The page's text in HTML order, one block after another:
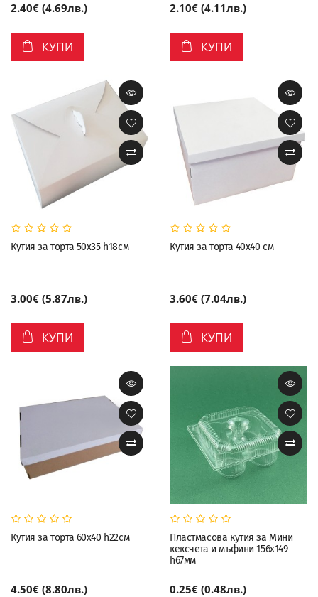
2.40€ (4.69лв.)
КУПИ
2.10€ (4.11лв.)
КУПИ
Кутия за торта 50х35 h18см
3.00€ (5.87лв.)
КУПИ
Кутия за торта 40х40 см
3.60€ (7.04лв.)
КУПИ
Кутия за торта 60х40 h22см
4.50€ (8.80лв.)
Пластмасова кутия за Мини
кексчета и мъфини 156х149
h67мм
0.25€ (0.48лв.)